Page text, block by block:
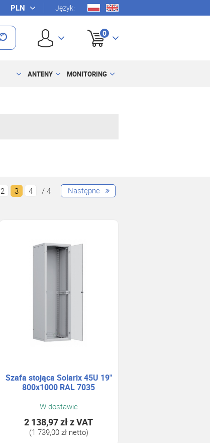
Język:
0
ANTENY MONITORING
2 3 4 / 4 Następne
Szafa stojąca Solarix 45U 19"
800x1000 RAL 7035
W dostawie
2 138,97 złz VAT
(1 739,00 zł netto)